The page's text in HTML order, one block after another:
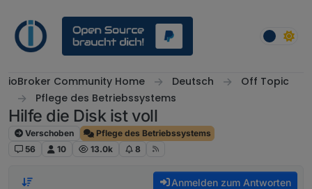
ioBroker Community Home Deutsch
Off Topic
Pflege des Betriebssystems
Hilfe die Disk ist voll
Verschoben
Pflege des Betriebssystems
56
10 13.0k 8
Anmelden zum Antworten